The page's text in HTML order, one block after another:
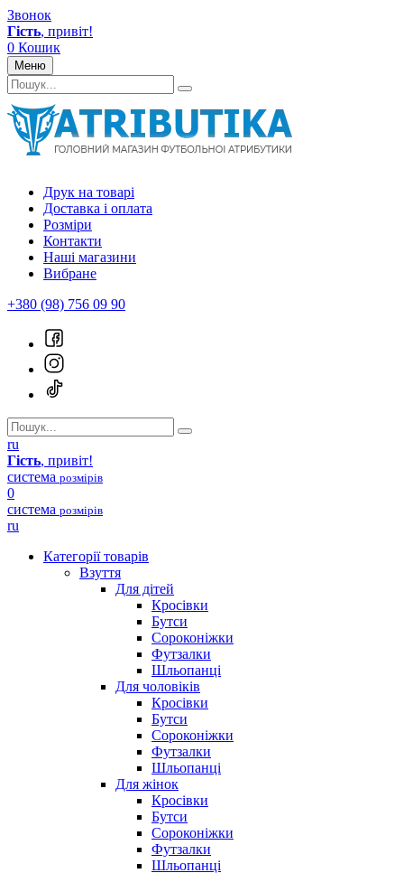
Звонок
Гість, привіт!
0 Кошик
Меню
Друк на товарі
Доставка і оплата
Розміри
Контакти
Наші магазини
Вибране
+380 (98) 756 09 90
ru
Гість, привіт!
система розмірів
0
система розмірів
ru
Категорії товарів
Взуття
Для дітей
Кросівки
Бутси
Сороконіжки
Футзалки
Шльопанці
Для чоловіків
Кросівки
Бутси
Сороконіжки
Футзалки
Шльопанці
Для жінок
Кросівки
Бутси
Сороконіжки
Футзалки
Шльопанці